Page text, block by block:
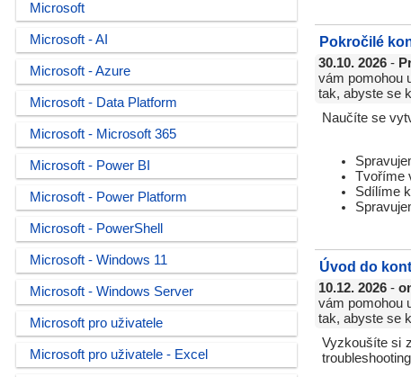
Microsoft
Microsoft - AI
Microsoft - Azure
Microsoft - Data Platform
Microsoft - Microsoft 365
Microsoft - Power BI
Microsoft - Power Platform
Microsoft - PowerShell
Microsoft - Windows 11
Microsoft - Windows Server
Microsoft pro uživatele
Microsoft pro uživatele - Excel
Pokročilé
30.10. 2026 -
vám pomohou
tak, abyste se
Naučíte se
Tvoříme
Sdílíme
Úvod do
10.12. 2026 -
vám pomohou
tak, abyste se
Vyzkoušíte si